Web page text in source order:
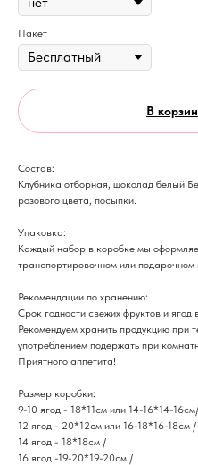
Пакет
В
Состав:
Клубника отборная, шоколад белый
розового цвета, посыпки.
Упаковка:
Каждый набор в коробке мы
транспортировочном или подарочном
Рекомендации по хранению:
Срок годности свежих фруктов и ягод
Рекомендуем хранить продукцию
употреблением подержать при
​Приятного аппетита!
Размер коробки:
9-10 ягод - 18*11см или 14-16*14-16см/
12 ягод - 20*12см или 16-18*16-18см /
14 ягод - 18*18см /
16 ягод -19-20*19-20см /